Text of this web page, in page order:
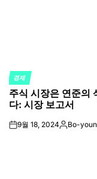
POSTED
IN
경제
주식 시장은 연준의
다: 시장 보고서
on9월 18, 2024Posted
Bo-